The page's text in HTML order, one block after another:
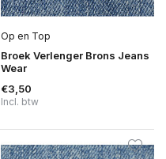
Op en Top
Broek Verlenger Brons Jeans
Wear
€3,50
Incl. btw